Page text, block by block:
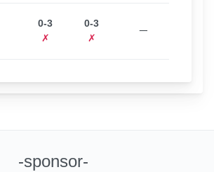
0-3
✗
0-3
✗
ー
-sponsor-